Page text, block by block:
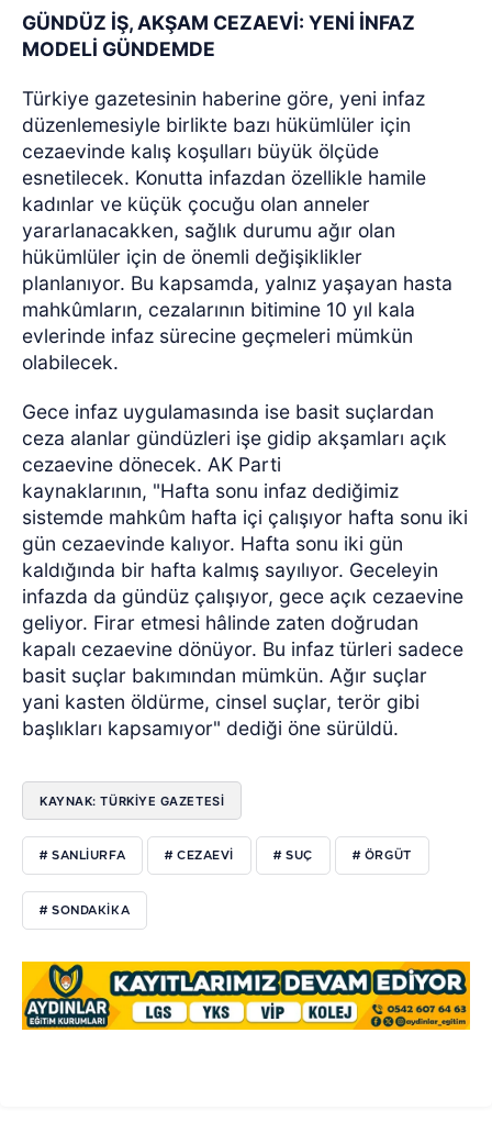
GÜNDÜZ İŞ, AKŞAM CEZAEVİ: YENİ İNFAZ
MODELİ GÜNDEMDE
Türkiye gazetesinin haberine göre, yeni infaz
düzenlemesiyle birlikte bazı hükümlüler için
cezaevinde kalış koşulları büyük ölçüde
esnetilecek. Konutta infazdan özellikle hamile
kadınlar ve küçük çocuğu olan anneler
yararlanacakken, sağlık durumu ağır olan
hükümlüler için de önemli değişiklikler
planlanıyor. Bu kapsamda, yalnız yaşayan hasta
mahkûmların, cezalarının bitimine 10 yıl kala
evlerinde infaz sürecine geçmeleri mümkün
olabilecek.
Gece infaz uygulamasında ise basit suçlardan
ceza alanlar gündüzleri işe gidip akşamları açık
cezaevine dönecek. AK Parti
kaynaklarının, "Hafta sonu infaz dediğimiz
sistemde mahkûm hafta içi çalışıyor hafta sonu iki
gün cezaevinde kalıyor. Hafta sonu iki gün
kaldığında bir hafta kalmış sayılıyor. Geceleyin
infazda da gündüz çalışıyor, gece açık cezaevine
geliyor. Firar etmesi hâlinde zaten doğrudan
kapalı cezaevine dönüyor. Bu infaz türleri sadece
basit suçlar bakımından mümkün. Ağır suçlar
yani kasten öldürme, cinsel suçlar, terör gibi
başlıkları kapsamıyor" dediği öne sürüldü.
KAYNAK: TÜRKİYE GAZETESİ
# SANLIURFA # CEZAEVI # SUÇ # ÖRGÜT
# SONDAKIKA